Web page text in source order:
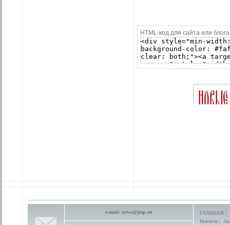
HTML-код для сайта или
e-mail: news@jmp.ru ГЛАВНАЯ |
Новости |